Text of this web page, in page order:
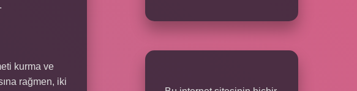
kurma ve
rağmen, iki